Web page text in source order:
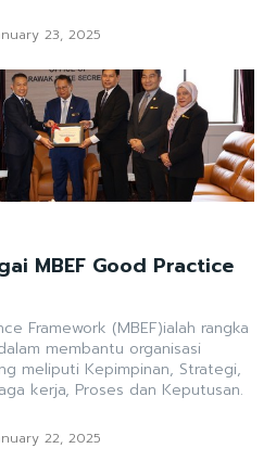
23, 2025
MBEF Good Practice
Framework (MBEF)ialah rangka
membantu organisasi
meliputi Kepimpinan, Strategi,
kerja, Proses dan Keputusan.
22, 2025